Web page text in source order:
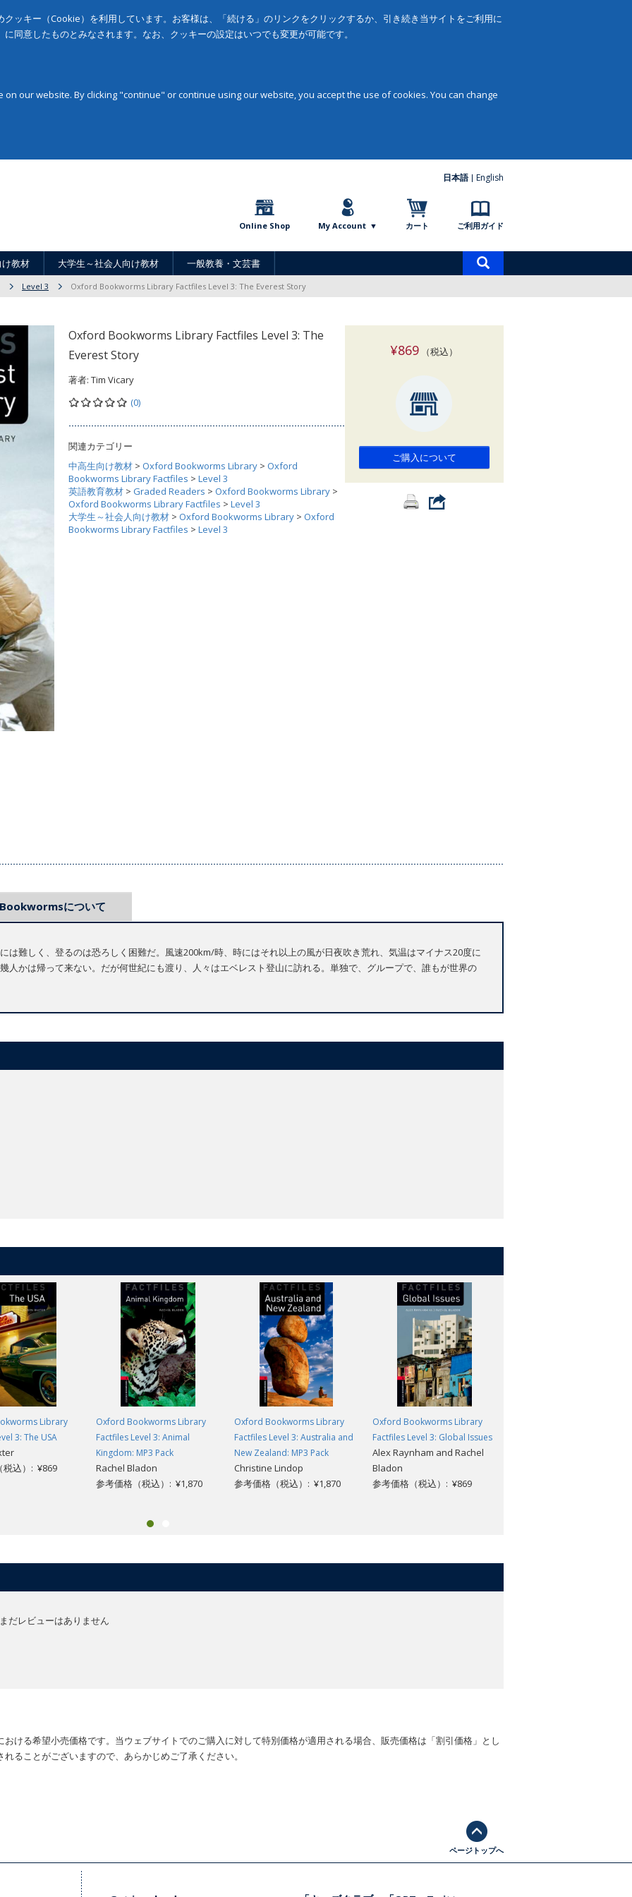
ッキー（Cookie）を利用しています。お客様は、「続ける」のリンクをクリックするか、引き続き当サイトをご利用に
同意したものとみなされます。なお、クッキーの設定はいつでも変更が可能です。
our website. By clicking "continue" or continue using our website, you accept the use of cookies. You can change
日本語 English
Online Shop My Account カート ご利用ガイド
教材 大学生～社会人向け教材 一般教養・文芸書
索
Level 3 Oxford Bookworms Library Factfiles Level 3: The Everest Story
Oxford Bookworms Library Factfiles Level 3: The
Everest Story
著者: Tim Vicary
(0)
関連カテゴリー
中高生向け教材 > Oxford Bookworms Library > Oxford
Bookworms Library Factfiles > Level 3
英語教育教材 > Graded Readers > Oxford Bookworms Library >
Oxford Bookworms Library Factfiles > Level 3
大学生～社会人向け教材 > Oxford Bookworms Library > Oxford
Bookworms Library Factfiles > Level 3
¥869 （税込）
ご購入について
について
は難しく、登るのは恐ろしく困難だ。風速200km/時、時にはそれ以上の風が日夜吹き荒れ、気温はマイナス20度に
人かは帰って来ない。だが何世紀にも渡り、人々はエベレスト登山に訪れる。単独で、グループで、誰もが世界の
Library
3: The USA
税込）: ¥869
Oxford Bookworms Library
Factfiles Level 3: Animal
Kingdom: MP3 Pack
Rachel Bladon
参考価格（税込）: ¥1,870
Oxford Bookworms Library
Factfiles Level 3: Australia and
New Zealand: MP3 Pack
Christine Lindop
参考価格（税込）: ¥1,870
Oxford Bookworms Library
Factfiles Level 3: Global Issues
Alex Raynham and Rachel
Bladon
参考価格（税込）: ¥869
まだレビューはありません
ける希望小売価格です。当ウェブサイトでのご購入に対して特別価格が適用される場合、販売価格は「割引価格」とし
ることがございますので、あらかじめご了承ください。
ページトップへ